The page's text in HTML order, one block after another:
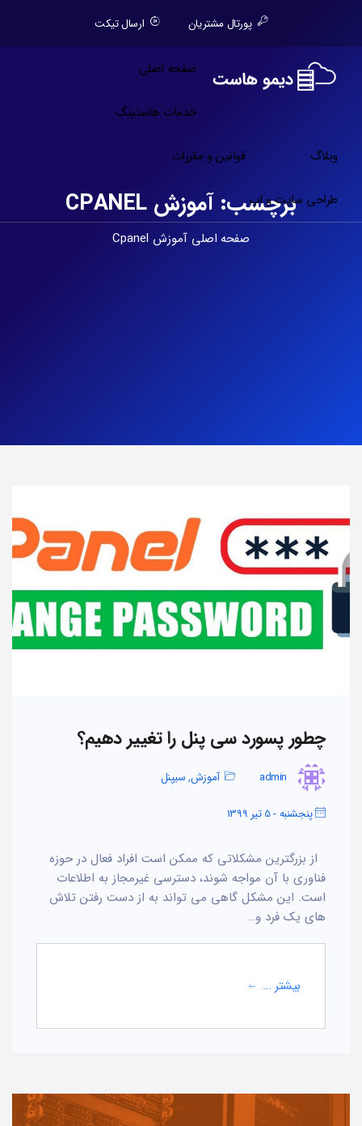
پورتال مشتریان ارسال تیکت
صفحه اصلی
خدمات هاستینگ
وبلاگ قوانین و مقررات
طراحی سایت و اپ
برچسب:آموزش CPANEL
صفحه اصلی آموزش Cpanel
چطور پسورد سی پنل را تغییر دهیم؟
admin آموزش,سیپنل
پنجشنبه - 5 تیر 1399
از بزرگترین مشکلاتی که ممکن است افراد فعال در حوزه
فناوری با آن مواجه شوند، دسترسی غیرمجاز به اطلاعات
است. این مشکل گاهی می تواند به از دست رفتن تلاش
های یک فرد و…
بیشتر ...